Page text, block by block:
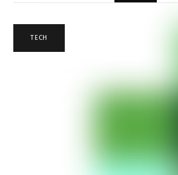
TECH